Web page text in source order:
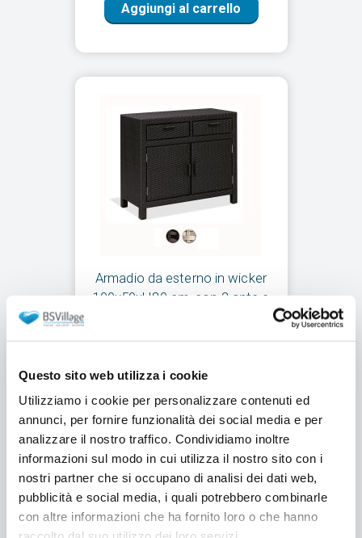
Questo sito web utilizza i cookie
Utilizziamo i cookie per personalizzare contenuti ed
annunci, per fornire funzionalità dei social media e per
analizzare il nostro traffico. Condividiamo inoltre
informazioni sul modo in cui utilizza il nostro sito con i
nostri partner che si occupano di analisi dei dati web,
pubblicità e social media, i quali potrebbero combinarle
con altre informazioni che ha fornito loro o che hanno
Aggiungi al carrello
Armadio da esterno in wicker
100x50xH80 cm, con 2 ante e
da €819,00
Aggiungi al carrello